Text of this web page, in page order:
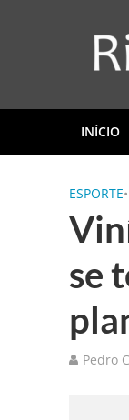
INÍCIO
ESPORTE•
se
Pedro